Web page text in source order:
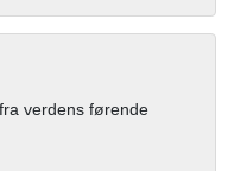
verdens førende